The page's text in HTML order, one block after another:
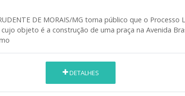
DE MORAIS/MG torna público que o Processo
objeto é a construção de uma praça na Avenida
DETALHES